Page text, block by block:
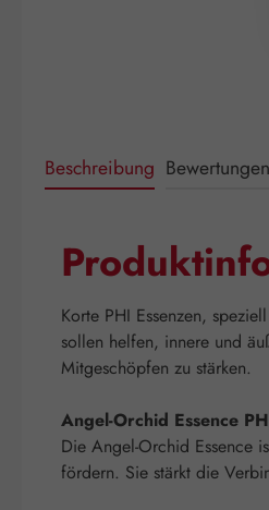
Beschreibung Bewertungen
Korte PHI Essenzen,
sollen helfen, innere und
Mitgeschöpfen zu stärken.
Angel-Orchid Essence
Die Angel-Orchid Essence
fördern. Sie stärkt die